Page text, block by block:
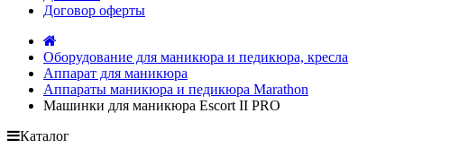
Договор оферты
Оборудование для маникюра и педикюра, кресла
Аппарат для маникюра
Аппараты маникюра и педикюра Marathon
Машинки для маникюра Escort II PRO
Каталог